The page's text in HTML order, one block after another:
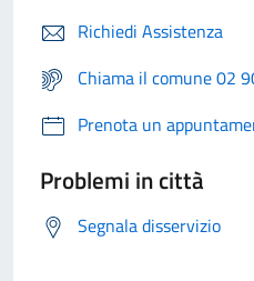
Richiedi Assistenza
Chiama il comune 02
Prenota un
Problemi in città
Segnala disservizio